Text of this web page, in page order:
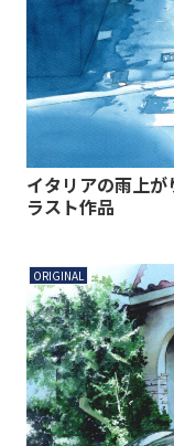
イタリアの雨上
ラスト作品
ORIGINAL